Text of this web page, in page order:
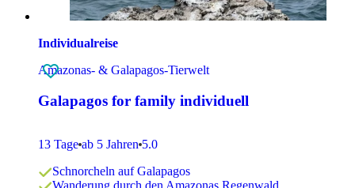
Individualreise
Amazonas- & Galapagos-Tierwelt
Galapagos for family individuell
13 Tage ab 5 Jahren 5.0
Schnorcheln auf Galapagos
Wanderung durch den Amazonas Regenwald